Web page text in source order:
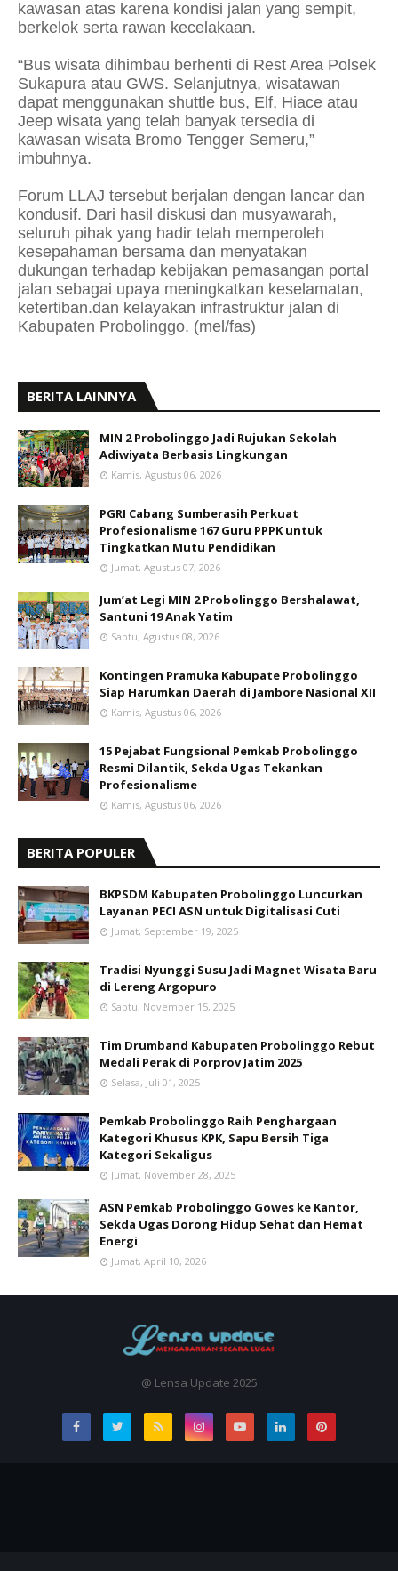
kawasan atas karena kondisi jalan yang sempit,
berkelok serta rawan kecelakaan.
“Bus wisata dihimbau berhenti di Rest Area Polsek
Sukapura atau GWS. Selanjutnya, wisatawan
dapat menggunakan shuttle bus, Elf, Hiace atau
Jeep wisata yang telah banyak tersedia di
kawasan wisata Bromo Tengger Semeru,”
imbuhnya.
Forum LLAJ tersebut berjalan dengan lancar dan
kondusif. Dari hasil diskusi dan musyawarah,
seluruh pihak yang hadir telah memperoleh
kesepahaman bersama dan menyatakan
dukungan terhadap kebijakan pemasangan portal
jalan sebagai upaya meningkatkan keselamatan,
ketertiban.dan kelayakan infrastruktur jalan di
Kabupaten Probolinggo. (mel/fas)
BERITA LAINNYA
MIN 2 Probolinggo Jadi Rujukan Sekolah
Adiwiyata Berbasis Lingkungan
Kamis, Agustus 06, 2026
PGRI Cabang Sumberasih Perkuat
Profesionalisme 167 Guru PPPK untuk
Tingkatkan Mutu Pendidikan
Jumat, Agustus 07, 2026
Jum’at Legi MIN 2 Probolinggo Bershalawat,
Santuni 19 Anak Yatim
Sabtu, Agustus 08, 2026
Kontingen Pramuka Kabupate Probolinggo
Siap Harumkan Daerah di Jambore Nasional XII
Kamis, Agustus 06, 2026
15 Pejabat Fungsional Pemkab Probolinggo
Resmi Dilantik, Sekda Ugas Tekankan
Profesionalisme
Kamis, Agustus 06, 2026
BERITA POPULER
BKPSDM Kabupaten Probolinggo Luncurkan
Layanan PECI ASN untuk Digitalisasi Cuti
Jumat, September 19, 2025
Tradisi Nyunggi Susu Jadi Magnet Wisata Baru
di Lereng Argopuro
Sabtu, November 15, 2025
Tim Drumband Kabupaten Probolinggo Rebut
Medali Perak di Porprov Jatim 2025
Selasa, Juli 01, 2025
Pemkab Probolinggo Raih Penghargaan
Kategori Khusus KPK, Sapu Bersih Tiga
Kategori Sekaligus
Jumat, November 28, 2025
ASN Pemkab Probolinggo Gowes ke Kantor,
Sekda Ugas Dorong Hidup Sehat dan Hemat
Energi
Jumat, April 10, 2026
@ Lensa Update 2025